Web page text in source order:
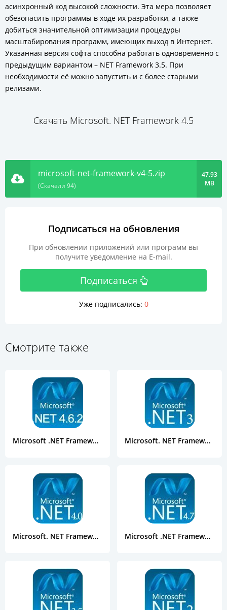
асинхронный код высокой сложности. Эта мера позволяет
обезопасить программы в ходе их разработки, а также
добиться значительной оптимизации процедуры
масштабирования программ, имеющих выход в Интернет.
Указанная версия софта способна работать одновременно с
предыдущим вариантом – NET Framework 3.5. При
необходимости её можно запустить и с более старыми
релизами.
Скачать Microsoft. NET Framework 4.5
microsoft-net-framework-v4-5.zip
(Скачали 94)
47.93
MB
Подписаться на обновления
При обновлении приложений или программ вы
получите уведомление на E-mail.
Подписаться
Уже подписались: 0
Смотрите также
Microsoft .NET Framework 4.6.2 Microsoft. NET Framework 3.0
Microsoft. NET Framework 4.0 Final Microsoft .NET Framework 4.7